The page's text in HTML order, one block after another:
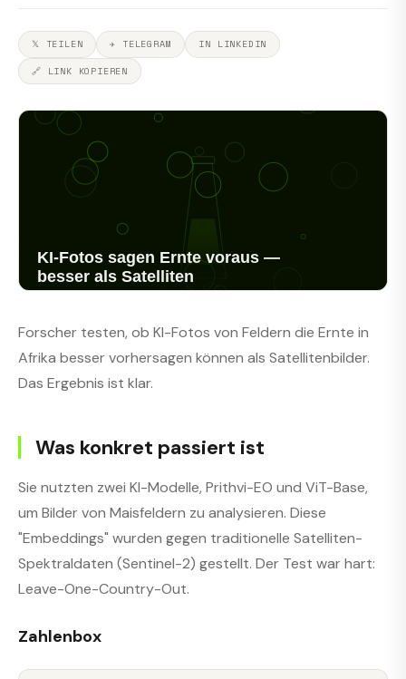
𝕏 TEILEN ✈ TELEGRAM
IN LINKEDIN
🔗 LINK KOPIEREN
Forscher testen, ob KI-Fotos von Feldern die Ernte in
Afrika besser vorhersagen können als Satellitenbilder.
Das Ergebnis ist klar.
Was konkret passiert ist
Sie nutzten zwei KI-Modelle, Prithvi-EO und ViT-Base,
um Bilder von Maisfeldern zu analysieren. Diese
"Embeddings" wurden gegen traditionelle Satelliten-
Spektraldaten (Sentinel-2) gestellt. Der Test war hart:
Leave-One-Country-Out.
Zahlenbox